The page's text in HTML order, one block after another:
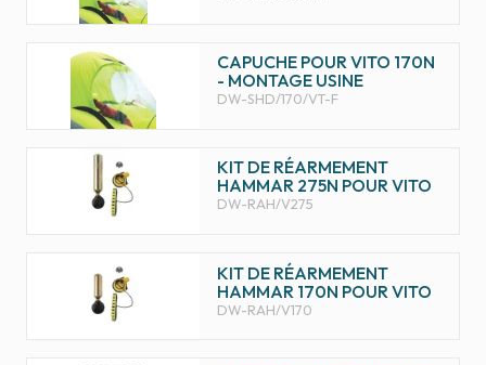
CAPUCHE POUR VITO 170N
- MONTAGE USINE
DW-SHD/170/VT-F
KIT DE RÉARMEMENT
HAMMAR 275N POUR VITO
DW-RAH/V275
KIT DE RÉARMEMENT
HAMMAR 170N POUR VITO
DW-RAH/V170